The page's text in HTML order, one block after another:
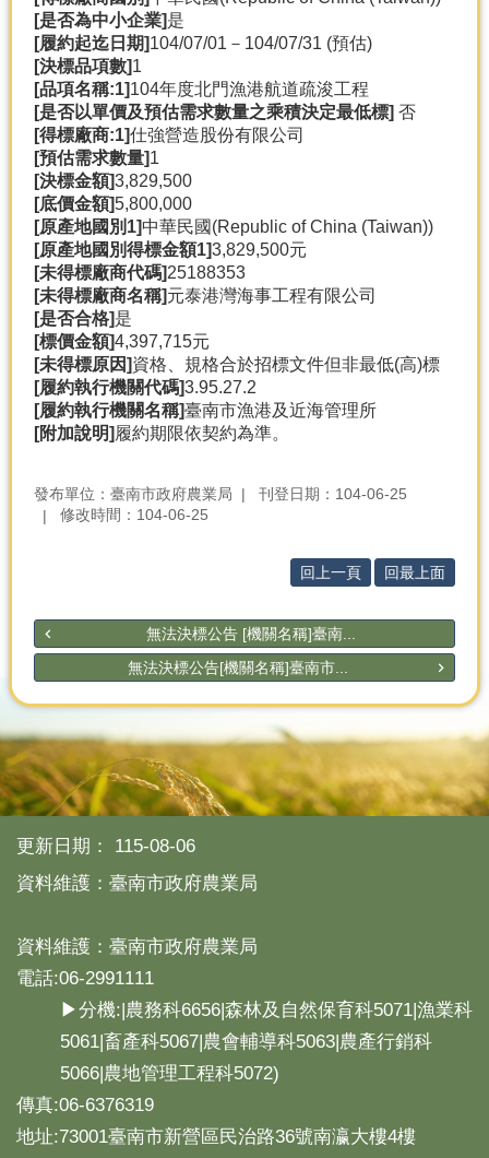
[是否為中小企業]是
[履約起迄日期]104/07/01－104/07/31 (預估)
[決標品項數]1
[品項名稱:1]104年度北門漁港航道疏浚工程
[是否以單價及預估需求數量之乘積決定最低標] 否
[得標廠商:1]仕強營造股份有限公司
[預估需求數量]1
[決標金額]3,829,500
[底價金額]5,800,000
[原產地國別1]中華民國(Republic of China (Taiwan))
[原產地國別得標金額1]3,829,500元
[未得標廠商代碼]25188353
[未得標廠商名稱]元泰港灣海事工程有限公司
[是否合格]是
[標價金額]4,397,715元
[未得標原因]資格、規格合於招標文件但非最低(高)標
[履約執行機關代碼]3.95.27.2
[履約執行機關名稱]臺南市漁港及近海管理所
[附加說明] 履約期限依契約為準。
發布單位：臺南市政府農業局
刊登日期：104-06-25
修改時間：104-06-25
回上一頁 回最上面
無法決標公告 [機關名稱]臺南...
無法決標公告[機關名稱]臺南市...
更新日期：
115-08-06
資料維護：臺南市政府農業局
資料維護：臺南市政府農業局
電話:06-2991111
▶分機:|農務科6656|森林及自然保育科5071|漁業科
5061|畜產科5067|農會輔導科5063|農產行銷科
5066|農地管理工程科5072)
傳真:06-6376319
地址:73001臺南市新營區民治路36號南瀛大樓4樓